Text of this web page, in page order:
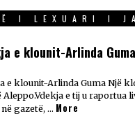
I LEXUARI I
e klounit-Arlinda Guma
e klounit-Arlinda Guma Një
Aleppo.Vdekja e tij u raportua
gazetë, … More